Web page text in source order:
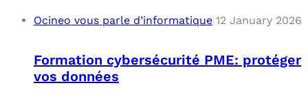
Ocineo vous parle d’informatique 12 January 2026
Formation cybersécurité PME: protéger
vos données